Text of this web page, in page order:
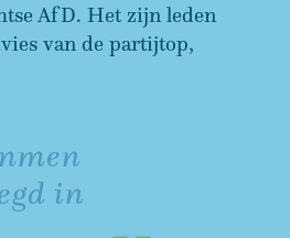
AfD. Het zijn leden
van de partijtop,
in